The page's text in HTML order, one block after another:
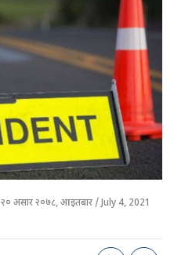
२० असार २०७८, आइतबार / July 4, 2021